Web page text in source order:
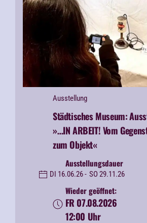
Ausstellung
Städtisches Museum:
»…IN ARBEIT! Vom
zum Objekt«
Ausstellungsdauer
DI 16.06.26 - SO 29.11.26
Wieder geöffnet:
FR 07.08.2026
12:00 Uhr